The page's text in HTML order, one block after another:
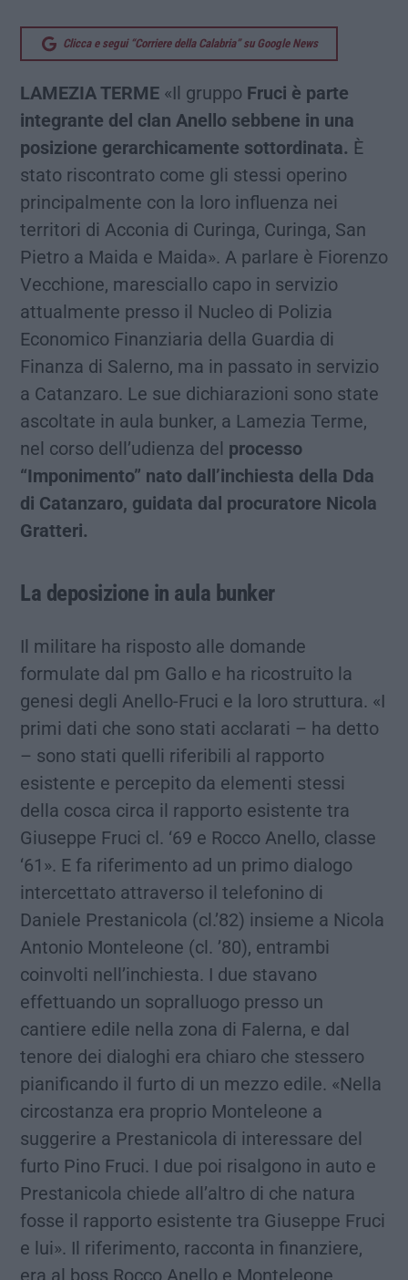
Clicca e segui “Corriere della Calabria” su Google News
LAMEZIA TERME «Il gruppo Fruci è parte
integrante del clan Anello sebbene in una
posizione gerarchicamente sottordinata. È
stato riscontrato come gli stessi operino
principalmente con la loro influenza nei
territori di Acconia di Curinga, Curinga, San
Pietro a Maida e Maida». A parlare è Fiorenzo
Vecchione, maresciallo capo in servizio
attualmente presso il Nucleo di Polizia
Economico Finanziaria della Guardia di
Finanza di Salerno, ma in passato in servizio
a Catanzaro. Le sue dichiarazioni sono state
ascoltate in aula bunker, a Lamezia Terme,
nel corso dell’udienza del processo
“Imponimento” nato dall’inchiesta della Dda
di Catanzaro, guidata dal procuratore Nicola
Gratteri.
La deposizione in aula bunker
Il militare ha risposto alle domande
formulate dal pm Gallo e ha ricostruito la
genesi degli Anello-Fruci e la loro struttura. «I
primi dati che sono stati acclarati – ha detto
– sono stati quelli riferibili al rapporto
esistente e percepito da elementi stessi
della cosca circa il rapporto esistente tra
Giuseppe Fruci cl. ‘69 e Rocco Anello, classe
‘61». E fa riferimento ad un primo dialogo
intercettato attraverso il telefonino di
Daniele Prestanicola (cl.’82) insieme a Nicola
Antonio Monteleone (cl. ’80), entrambi
coinvolti nell’inchiesta. I due stavano
effettuando un sopralluogo presso un
cantiere edile nella zona di Falerna, e dal
tenore dei dialoghi era chiaro che stessero
pianificando il furto di un mezzo edile. «Nella
circostanza era proprio Monteleone a
suggerire a Prestanicola di interessare del
furto Pino Fruci. I due poi risalgono in auto e
Prestanicola chiede all’altro di che natura
fosse il rapporto esistente tra Giuseppe Fruci
e lui». Il riferimento, racconta in finanziere,
era al boss Rocco Anello e Monteleone